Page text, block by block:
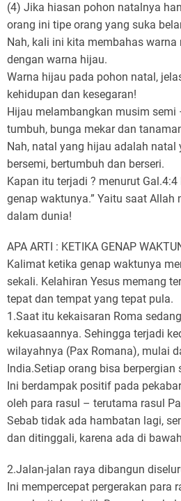
(4) Jika hiasan pohon natalnya
orang ini tipe orang yang suka
Nah, kali ini kita membahas
dengan warna hijau.
Warna hijau pada pohon natal,
kehidupan dan kesegaran!
Hijau melambangkan musim
tumbuh, bunga mekar dan
Nah, natal yang hijau adalah
bersemi, bertumbuh dan berseri.
Kapan itu terjadi ? menurut
genap waktunya.” Yaitu saat Allah
dalam dunia!
APA ARTI : KETIKA GENAP
Kalimat ketika genap waktunya
sekali. Kelahiran Yesus memang
tepat dan tempat yang tepat pula.
1.Saat itu kekaisaran Roma
kekuasaannya. Sehingga terjadi
wilayahnya (Pax Romana), mulai
India.Setiap orang bisa
Ini berdampak positif pada
oleh para rasul – terutama rasul
Sebab tidak ada hambatan lagi,
dan ditinggali, karena ada di
2.Jalan-jalan raya dibangun
Ini mempercepat pergerakan para